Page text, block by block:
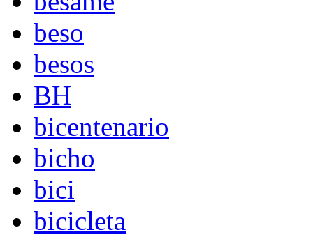
beso
besos
BH
bicentenario
bicho
bici
bicicleta